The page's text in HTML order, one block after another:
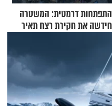
התפתחות דרמטית: המשטרה
חידשה את חקירת רצח תאיר